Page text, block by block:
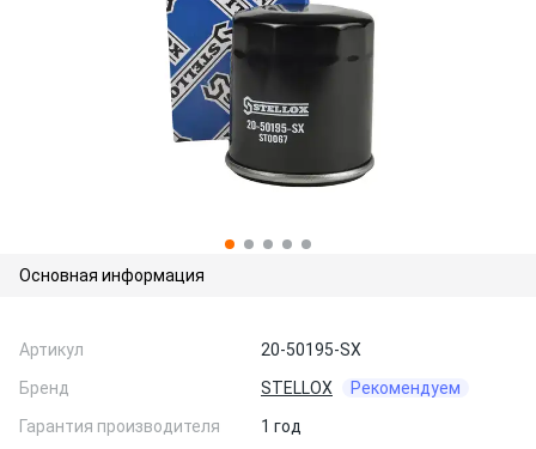
Основная информация
Артикул
20-50195-SX
Бренд
STELLOX
Рекомендуем
Гарантия производителя
1 год